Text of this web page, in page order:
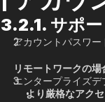
3.2.1. サポ
アカウントパスワー
リモートワークの場
エンタープライズ
より厳格なアク